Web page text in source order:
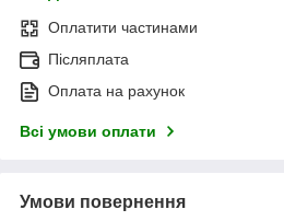
Оплатити частинами
Післяплата
Оплата на рахунок
Всі умови оплати
Умови повернення